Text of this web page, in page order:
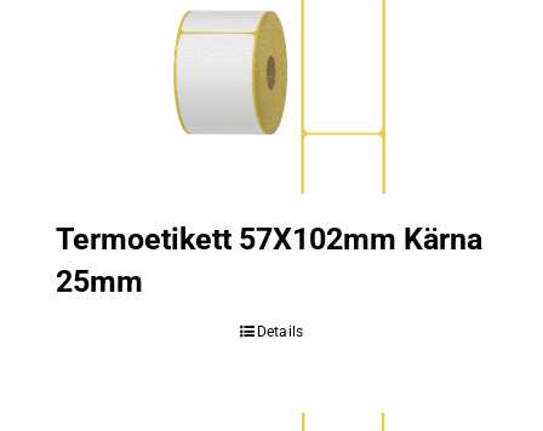
Termoetikett 57X102mm Kärna
25mm
Details